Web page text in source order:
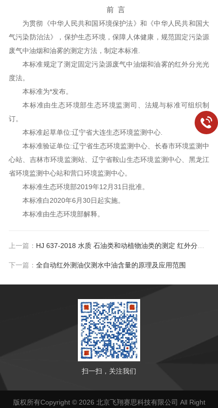
前 言
为贯彻《中华人民共和国环境保护法》和《中华人民共和国大
气污染防治法》，保护生态环境，保障人体健康，规范固定污染源
废气中油烟和油雾的测定方法，制定本标准.
本标准规定了测定固定污染源废气中油烟和油雾的红外分光光
度法。
本标准为*发布。
本标准由生态环境部生态环境监测司、法规与标准可组织制
订。
本标准起草单位:辽宁省大连生态环境监测中心.
本标准验证单位:辽宁省生态环境监测中心、长春市环境监测中
心站、吉林市环境监测站、辽宁省鞍山生态环境监测中心、黑龙江
省环境监测中心站和营口环境监测中心。
本标准生态环境部2019年12月31日批准。
本标准白2020年6月30日起实施。
本标准由生态环境部解释。
上一篇： HJ 637-2018 水质 石油类和动植物油类的测定 红外分光光度法
下一篇： 全自动红外测油仪测水中油含量的原理及应用范围
扫一扫，关注我们
版权所有Copyright © 2026 北京飞翔赛思科技有限公司 All Right